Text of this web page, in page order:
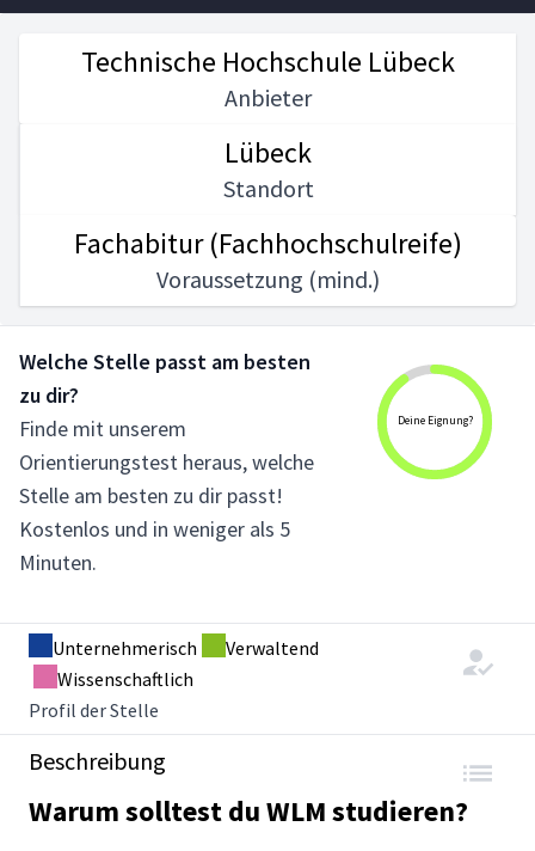
Technische Hochschule Lübeck
Anbieter
Lübeck
Standort
Fachabitur (Fachhochschulreife)
Voraussetzung (mind.)
Deine Eignung?
Welche Stelle passt am besten
zu dir?
Finde mit unserem
Orientierungstest heraus, welche
Stelle am besten zu dir passt!
Kostenlos und in weniger als 5
Minuten.
Unternehmerisch
Verwaltend
Wissenschaftlich
Profil der Stelle
Beschreibung
Warum solltest du WLM studieren?